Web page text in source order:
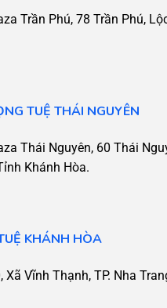
Trần Phú, 78 Trần Phú,
TUỆ THÁI NGUYÊN
Thái Nguyên, 60 Thái
Khánh Hòa.
KHÁNH HÒA
Vĩnh Thạnh, TP. Nha